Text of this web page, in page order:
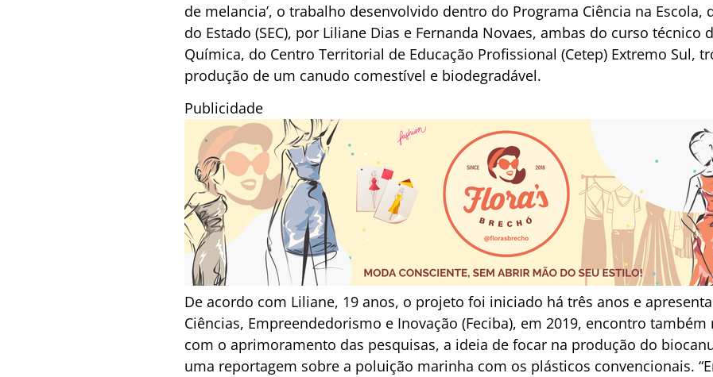
de melancia’, o trabalho desenvolvido dentro do Programa Ciência na Escola,
do Estado (SEC), por Liliane Dias e Fernanda Novaes, ambas do curso técnico
Química, do Centro Territorial de Educação Profissional (Cetep) Extremo Sul,
produção de um canudo comestível e biodegradável.
Publicidade
De acordo com Liliane, 19 anos, o projeto foi iniciado há três anos e
Ciências, Empreendedorismo e Inovação (Feciba), em 2019, encontro também
com o aprimoramento das pesquisas, a ideia de focar na produção do
uma reportagem sobre a poluição marinha com os plásticos convencionais.